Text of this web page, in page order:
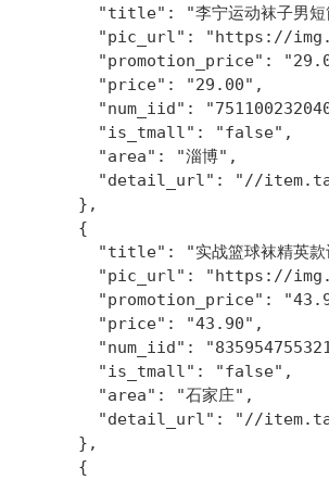
"title": "李宁运动袜子男短
"pic_url": "https://
"promotion_price":
        "price": "29.00",
"num_iid":
        "is_tmall": "false",
        "area": "淄博",
"detail_url": "//
      },
      {
"title": "实战篮球袜精英款
"pic_url": "https://
"promotion_price":
        "price": "43.90",
"num_iid":
        "is_tmall": "false",
        "area": "石家庄",
"detail_url": "//
      },
      {